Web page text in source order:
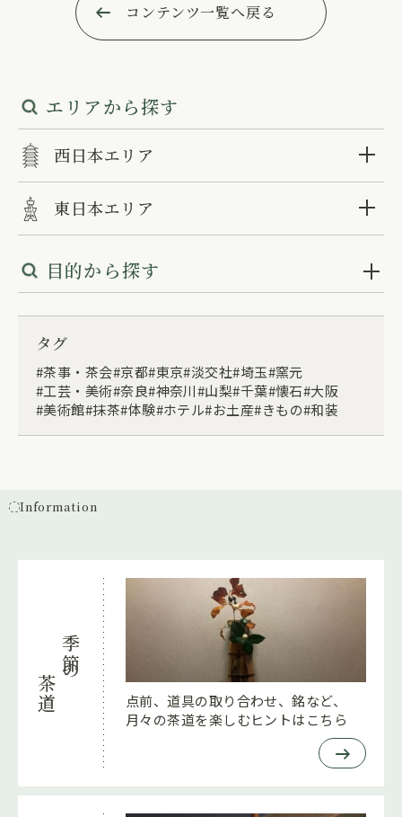
コンテンツ一覧へ戻る
エリアから探す
西日本エリア
東日本エリア
目的から探す
タグ
茶事・茶会 京都 東京 淡交社 埼玉 窯元
工芸・美術 奈良 神奈川 山梨 千葉 懐石 大阪
美術館 抹茶 体験 ホテル お土産 きもの 和装
Information
季節の
茶道
点前、道具の取り合わせ、銘など、
月々の茶道を楽しむヒントはこちら